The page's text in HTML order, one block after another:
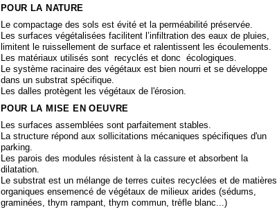
POUR LA NATURE
Le compactage des sols est évité et la perméabilité préservée.
Les surfaces végétalisées facilitent l’infiltration des eaux de pluies,
limitent le ruissellement de surface et ralentissent les écoulements.
Les matériaux utilisés sont recyclés et donc écologiques.
Le système racinaire des végétaux est bien nourri et se développe
dans un substrat spécifique.
Les dalles protègent les végétaux de l'érosion.
POUR LA MISE EN OEUVRE
Les surfaces assemblées sont parfaitement stables.
La structure répond aux sollicitations mécaniques spécifiques d'un
parking.
Les parois des modules résistent à la cassure et absorbent la
dilatation.
Le substrat est un mélange de terres cuites recyclées et de matières
organiques ensemencé de végétaux de milieux arides (sédums,
graminées, thym rampant, thym commun, trèfle blanc...)